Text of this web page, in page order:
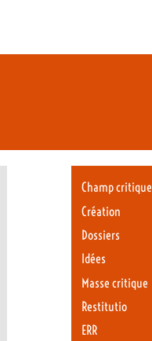
Champ critique
Création
Dossiers
Idées
Masse critique
Restitutio
ERR